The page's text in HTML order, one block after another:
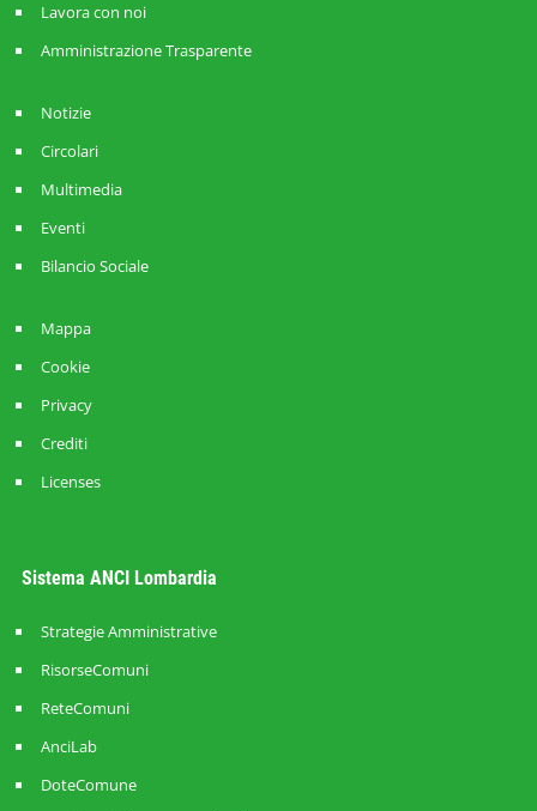
Lavora con noi
Amministrazione Trasparente
Notizie
Circolari
Multimedia
Eventi
Bilancio Sociale
Mappa
Cookie
Privacy
Crediti
Licenses
Sistema ANCI Lombardia
Strategie Amministrative
RisorseComuni
ReteComuni
AnciLab
DoteComune